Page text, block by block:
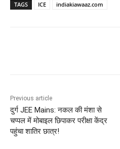
TAGS ICE indiakiawaaz.com
Previous article
दुर्ग JEE Mains: नकल की मंशा से
चप्पल में मोबाइल छिपाकर परीक्षा केंद्र
पहुंचा शातिर छात्र!